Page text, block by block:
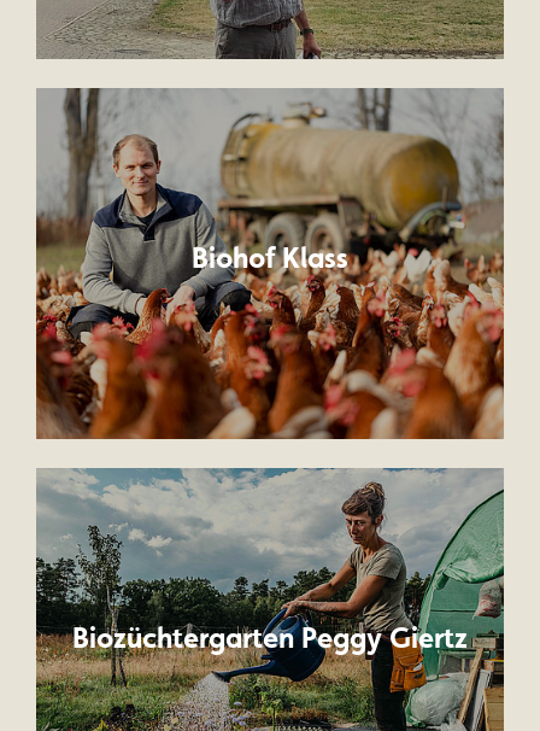
Biohof Klass
Biozüchtergarten Peggy Giertz